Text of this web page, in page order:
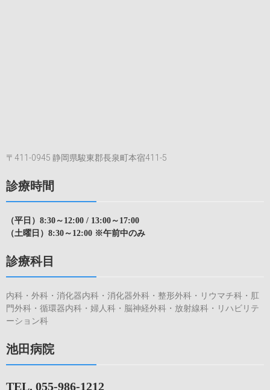
〒411-0945 静岡県駿東郡長泉町本宿411-5
診療時間
（平日）8:30～12:00 / 13:00～17:00
（土曜日）8:30～12:00 ※午前中のみ
診療科目
内科・外科・消化器内科・消化器外科・整形外科・リウマチ科・肛
門外科・循環器内科・婦人科・脳神経外科・放射線科・リハビリテ
ーション科
池田病院
TEL. 055-986-1212